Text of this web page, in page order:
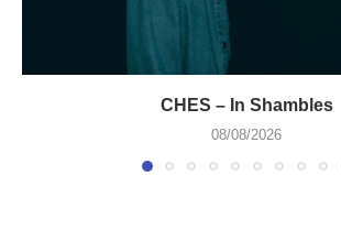
CHES – In Shambles
08/08/2026